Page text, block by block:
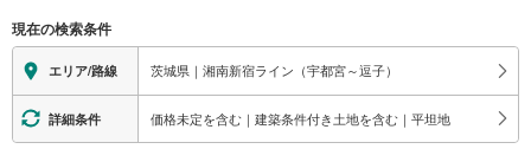
現在の検索条件
エリア/路線 茨城県｜湘南新宿ライン（宇都宮～逗子）
詳細条件 価格未定を含む｜建築条件付き土地を含む｜平坦地